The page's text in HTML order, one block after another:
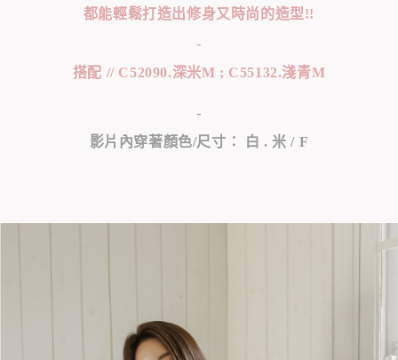
都能輕鬆打造出修身又時尚的造型!!
-
搭配 // C52090.深米M ; C55132.淺青M
-
影片內穿著顏色/尺寸： 白 . 米 / F